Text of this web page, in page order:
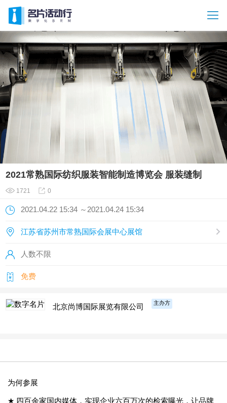
2021常熟国际纺织服装智能制造博览会 服装缝制
1721 0
2021.04.22 15:34 ～2021.04.24 15:34
江苏省苏州市常熟国际会展中心展馆
人数不限
免费
北京尚博国际展览有限公司 主办方
为何参展
★ 四百余家国内媒体，实现企业六百万次的检索曝光，让品牌